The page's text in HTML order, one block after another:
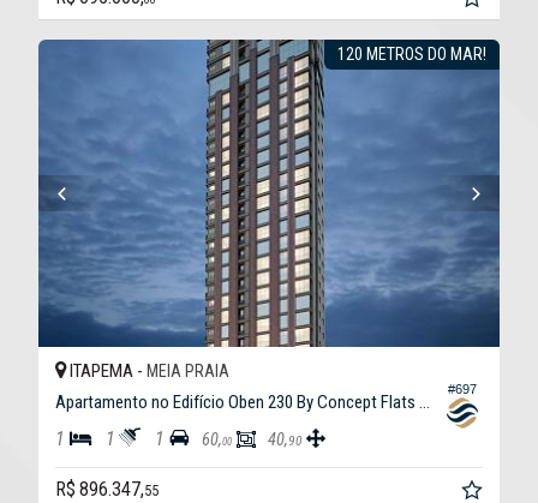
120 METROS DO MAR!
#697
ITAPEMA - MEIA PRAIA
Apartamento no Edifício Oben 230 By Concept Flats Home
1 1 1 60,00 40,90
R$ 896.347,55